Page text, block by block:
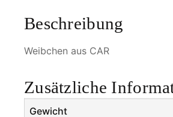
Beschreibung
Weibchen aus CAR
Zusätzliche
Gewicht